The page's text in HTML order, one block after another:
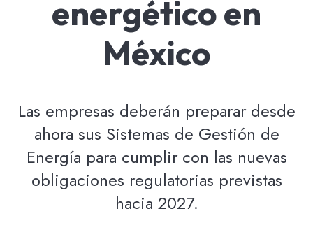
energético en
México
Las empresas deberán preparar desde
ahora sus Sistemas de Gestión de
Energía para cumplir con las nuevas
obligaciones regulatorias previstas
hacia 2027.